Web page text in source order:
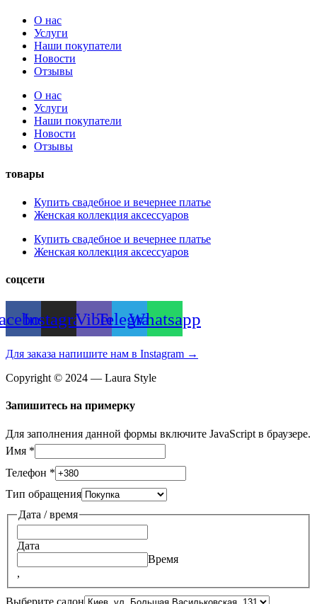
О нас
Услуги
Наши покупатели
Новости
Отзывы
О нас
Услуги
Наши покупатели
Новости
Отзывы
товары
Купить свадебное и вечернее платье
Женская коллекция аксессуаров
Купить свадебное и вечернее платье
Женская коллекция аксессуаров
соцсети
InstagramViberTelegramWhatsapp
Для заказа напишите нам в Instagram →
Copyright © 2024 — Laura Style
Запишитесь на примерку
Для заполнения данной формы включите JavaScript в браузере.
Имя *
Телефон *
Тип обращения
Дата / время
Дата
Время
,